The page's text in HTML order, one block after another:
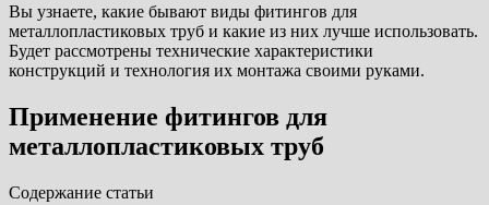
Вы узнаете, какие бывают виды фитингов для
металлопластиковых труб и какие из них лучше использовать.
Будет рассмотрены технические характеристики
конструкций и технология их монтажа своими руками.
Применение фитингов для
металлопластиковых труб
Cодержание статьи